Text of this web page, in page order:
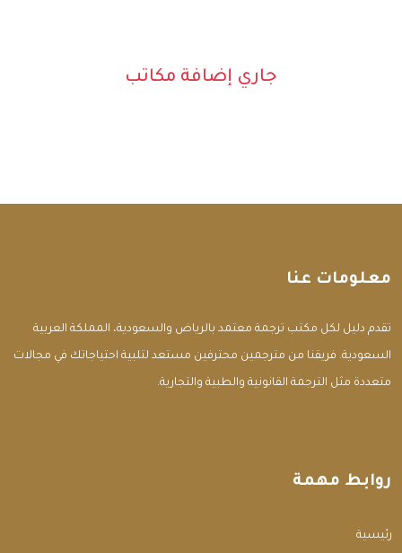
جاري إضافة مكاتب
معلومات عنا
تقدم دليل لكل مكتب ترجمة معتمد بالرياض والسعودية، المملكة العربية
السعودية. فريقنا من مترجمين محترفين مستعد لتلبية احتياجاتك في مجالات
متعددة مثل الترجمة القانونية والطبية والتجارية.
روابط مهمة
الرئيسية